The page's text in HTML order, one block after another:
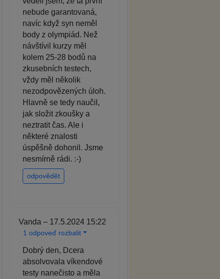
nebude garantovaná,
navíc když syn neměl
body z olympiád. Než
návštívil kurzy měl
kolem 25-28 bodů na
zkusebních testech,
vždy měl několik
nezodpovězených úloh.
Hlavně se tedy naučil,
jak složit zkoušky a
neztratit čas. Ale i
některé znalosti
úspěšně dohonil. Jsme
nesmírně rádi. :-)
odpovědět
Vanda – 17.5.2024 15:22
1 odpoveď rozbalit
Dobrý den, Dcera
absolvovala víkendové
testy nanečisto a měla